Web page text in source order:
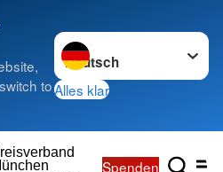
to
Sprache wechseln zu
Alles klar
Spenden